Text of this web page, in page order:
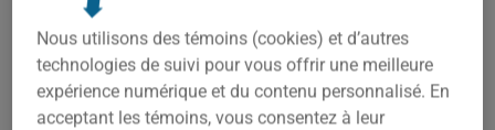
2 500$
Nous utilisons des témoins (cookies) et d’autres
technologies de suivi pour vous offrir une meilleure
expérience numérique et du contenu personnalisé. En
acceptant les témoins, vous consentez à leur